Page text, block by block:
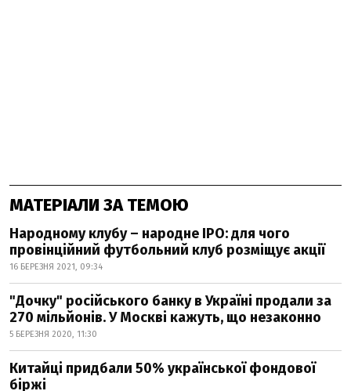
МАТЕРІАЛИ ЗА ТЕМОЮ
Народному клубу – народне IPO: для чого
провінційний футбольний клуб розміщує акції
16 БЕРЕЗНЯ 2021, 09:34
"Дочку" російського банку в Україні продали за
270 мільйонів. У Москві кажуть, що незаконно
5 БЕРЕЗНЯ 2020, 11:30
Китайці придбали 50% української фондової
біржі